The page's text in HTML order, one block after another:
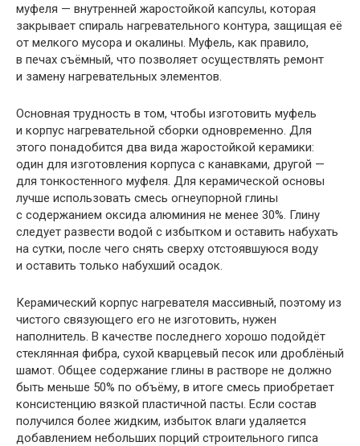
муфеля — внутренней жаростойкой капсулы, которая
закрывает спираль нагревательного контура, защищая её
от мелкого мусора и окалины. Муфель, как правило,
в печах съёмный, что позволяет осуществлять ремонт
и замену нагревательных элементов.
Основная трудность в том, чтобы изготовить муфель
и корпус нагревательной сборки одновременно. Для
этого понадобится два вида жаростойкой керамики:
один для изготовления корпуса с канавками, другой —
для тонкостенного муфеля. Для керамической основы
лучше использовать смесь огнеупорной глины
с содержанием оксида алюминия не менее 30%. Глину
следует развести водой с избытком и оставить набухать
на сутки, после чего снять сверху отстоявшуюся воду
и оставить только набухший осадок.
Керамический корпус нагревателя массивный, поэтому из
чистого связующего его не изготовить, нужен
наполнитель. В качестве последнего хорошо подойдёт
стеклянная фибра, сухой кварцевый песок или дроблёный
шамот. Общее содержание глины в растворе не должно
быть меньше 50% по объёму, в итоге смесь приобретает
консистенцию вязкой пластичной пасты. Если состав
получился более жидким, избыток влаги удаляется
добавлением небольших порций строительного гипса